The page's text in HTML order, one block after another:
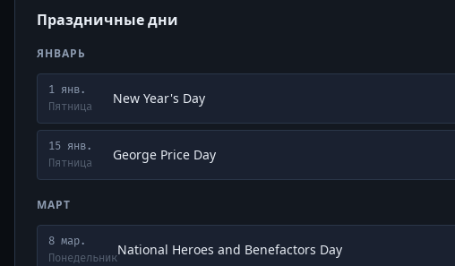
Праздничные дни
ЯНВАРЬ
1 янв.
Пятница
New Year's Day
15 янв.
Пятница
George Price Day
МАРТ
8 мар.
Понедельник
National Heroes and Benefactors Day